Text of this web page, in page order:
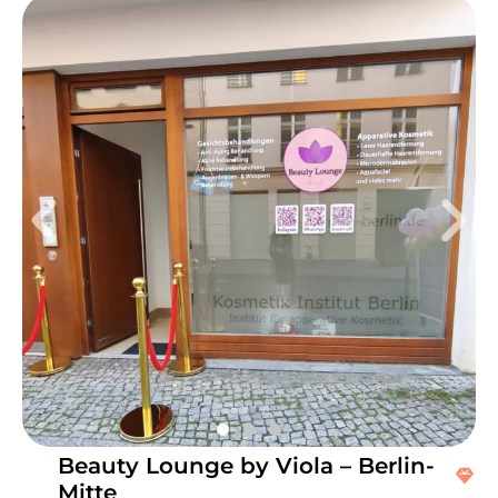
Di
Mi 10:00 - 17:30
Do 10:00 - 17:30
10:00 - 17:30
Sa 10:00 - 17:30
Strahlende und gesunde Haut zaubert dir das Studio
Meltem Mölling Cosmetic in Hattingen. Hier kannst du
dich zurücklehnen. Die Profis verwöhnen dich und
deine Haut mit pflegenden Produkten und verwenden
ausschließlich nachhaltigen Methoden. Hier bekommst
du Gesichtsbehandlungen, Permanent Make-up, Laser
Behandlungen und vieles mehr. Nächste öffentliche
Verkehrsmittel: Die Station Hattingen Realschule ist nur
eine Gehminute vom Studio entfernt. Das Team: Dank
ständiger Weiterbildung verfügt Inhaberin Meltem
über ein breitgefächertes Wissen. Außerdem werden
Beauty Lounge by Viola – Berlin-
Mitte